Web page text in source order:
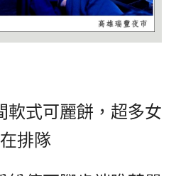
軟式可麗餅，超多女
排隊